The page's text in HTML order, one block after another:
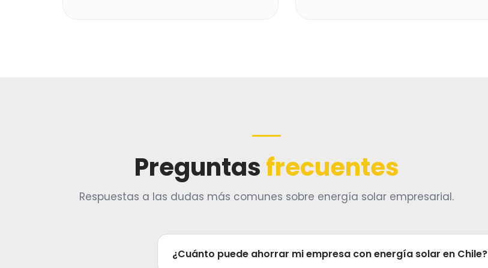
Preguntasfrecuentes
Respuestas a las dudas más comunes sobre energía solar empresarial.
¿Cuánto puede ahorrar mi empresa con energía solar en Chile?